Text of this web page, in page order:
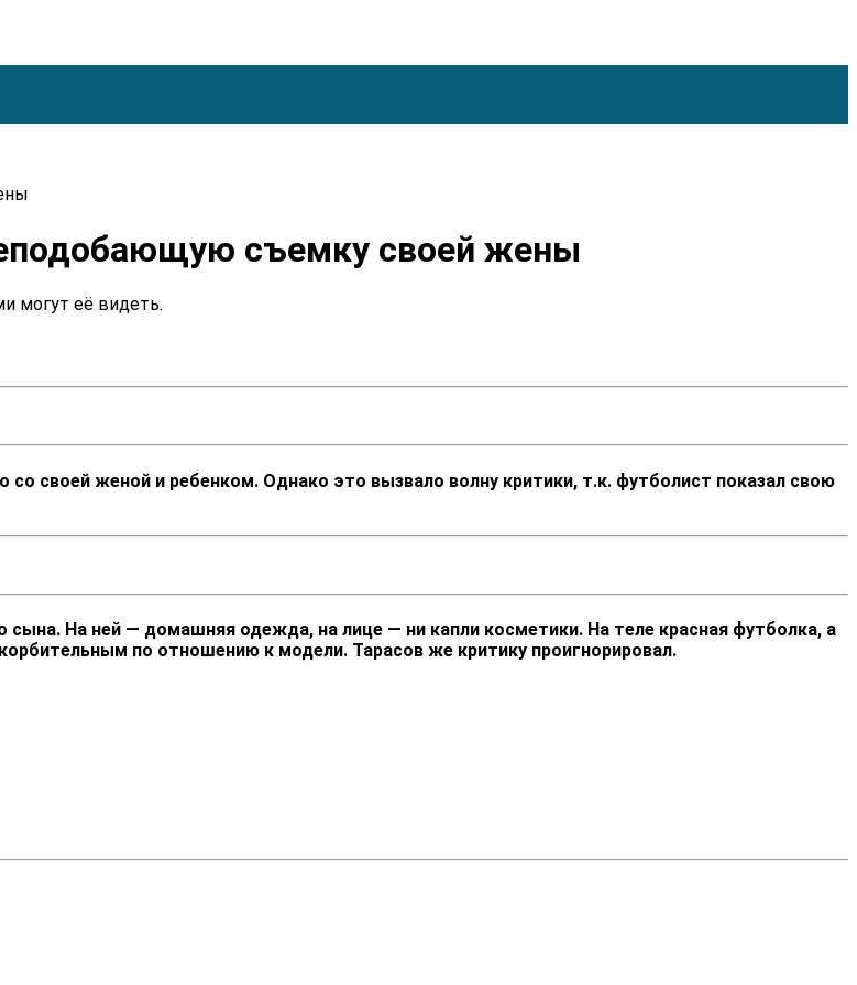
съемку своей жены
могут её видеть.
своей женой и ребенком. Однако это вызвало волну критики, т.к. футболист показал свою
На ней — домашняя одежда, на лице — ни капли косметики. На теле красная футболка, а
по отношению к модели. Тарасов же критику проигнорировал.